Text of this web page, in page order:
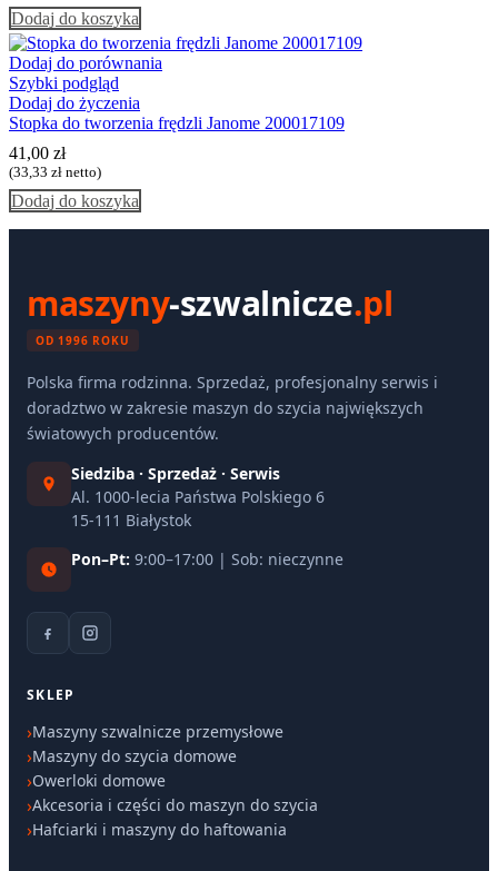
Dodaj do koszyka
Dodaj do porównania
Szybki podgląd
Dodaj do życzenia
Stopka do tworzenia frędzli Janome 200017109
41,00 zł
(33,33 zł netto)
Dodaj do koszyka
maszyny-szwalnicze.pl
OD 1996 ROKU
Polska firma rodzinna. Sprzedaż, profesjonalny serwis i
doradztwo w zakresie maszyn do szycia największych
światowych producentów.
Siedziba · Sprzedaż · Serwis
Al. 1000-lecia Państwa Polskiego 6
15-111 Białystok
Pon–Pt: 9:00–17:00 | Sob: nieczynne
SKLEP
Maszyny szwalnicze przemysłowe
Maszyny do szycia domowe
Owerloki domowe
Akcesoria i części do maszyn do szycia
Hafciarki i maszyny do haftowania